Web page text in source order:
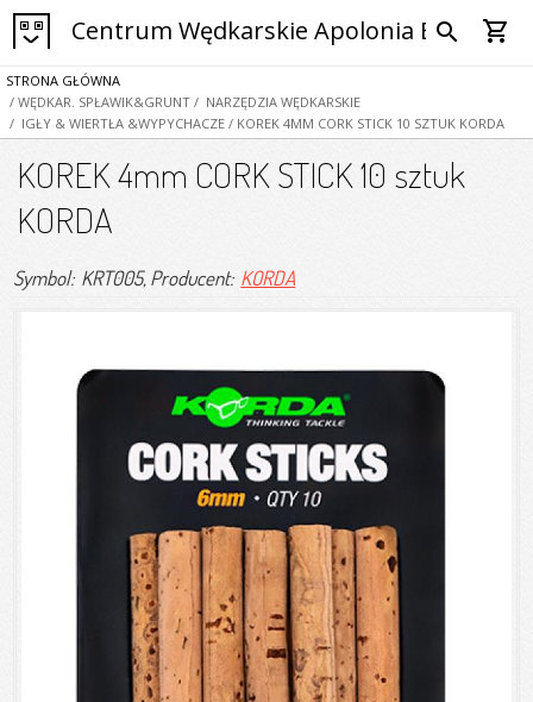
Centrum Wędkarskie Apolonia Bytom
search shopping_cart
STRONA GŁÓWNA
/ WĘDKAR. SPŁAWIK&GRUNT / NARZĘDZIA WĘDKARSKIE
/ IGŁY & WIERTŁA &WYPYCHACZE / KOREK 4MM CORK STICK 10 SZTUK KORDA
KOREK 4mm CORK STICK 10 sztuk
KORDA
Symbol: KRT005, Producent: KORDA